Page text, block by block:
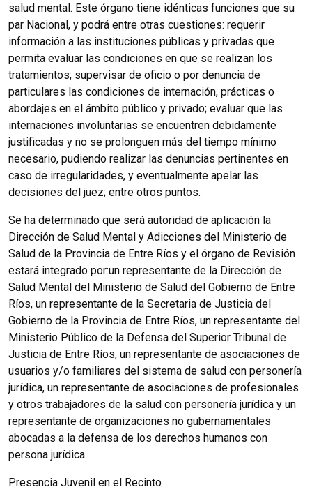
salud mental. Este órgano tiene idénticas funciones que su
par Nacional, y podrá entre otras cuestiones: requerir
información a las instituciones públicas y privadas que
permita evaluar las condiciones en que se realizan los
tratamientos; supervisar de oficio o por denuncia de
particulares las condiciones de internación, prácticas o
abordajes en el ámbito público y privado; evaluar que las
internaciones involuntarias se encuentren debidamente
justificadas y no se prolonguen más del tiempo mínimo
necesario, pudiendo realizar las denuncias pertinentes en
caso de irregularidades, y eventualmente apelar las
decisiones del juez; entre otros puntos.
Se ha determinado que será autoridad de aplicación la
Dirección de Salud Mental y Adicciones del Ministerio de
Salud de la Provincia de Entre Ríos y el órgano de Revisión
estará integrado por:un representante de la Dirección de
Salud Mental del Ministerio de Salud del Gobierno de Entre
Ríos, un representante de la Secretaria de Justicia del
Gobierno de la Provincia de Entre Ríos, un representante del
Ministerio Público de la Defensa del Superior Tribunal de
Justicia de Entre Ríos, un representante de asociaciones de
usuarios y/o familiares del sistema de salud con personería
jurídica, un representante de asociaciones de profesionales
y otros trabajadores de la salud con personería jurídica y un
representante de organizaciones no gubernamentales
abocadas a la defensa de los derechos humanos con
persona jurídica.
Presencia Juvenil en el Recinto